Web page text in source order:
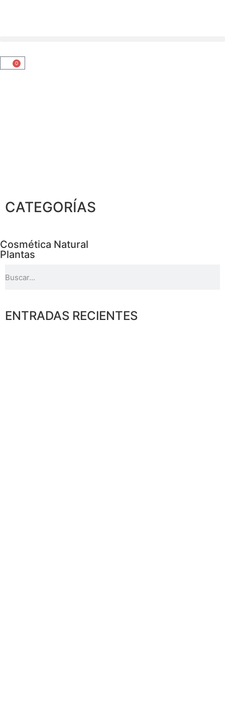
0
CATEGORÍAS
Cosmética Natural
Plantas
ENTRADAS RECIENTES